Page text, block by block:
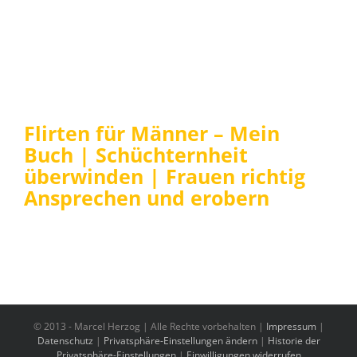
Flirten für Männer – Mein
Buch | Schüchternheit
überwinden | Frauen richtig
Ansprechen und erobern
© 2013 - Marcel Herzog | Alle Rechte vorbehalten | Impressum |
Datenschutz | Privatsphäre-Einstellungen ändern| Historie der